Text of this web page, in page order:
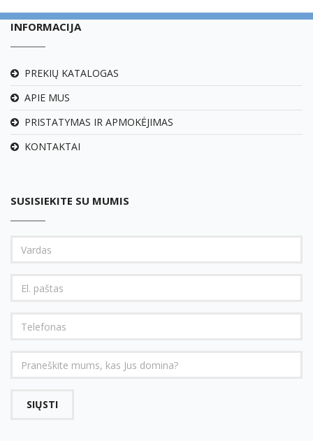
INFORMACIJA
PREKIŲ KATALOGAS
APIE MUS
PRISTATYMAS IR APMOKĖJIMAS
KONTAKTAI
SUSISIEKITE SU MUMIS
SIŲSTI